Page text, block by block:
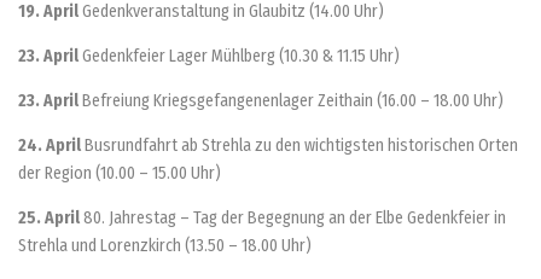
19. AprilGedenkveranstaltung in Glaubitz (14.00 Uhr)
23. AprilGedenkfeier Lager Mühlberg (10.30 & 11.15 Uhr)
23. AprilBefreiung Kriegsgefangenenlager Zeithain (16.00 – 18.00 Uhr)
24. AprilBusrundfahrt ab Strehla zu den wichtigsten historischen Orten
der Region (10.00 – 15.00 Uhr)
25. April80. Jahrestag – Tag der Begegnung an der Elbe Gedenkfeier in
Strehla und Lorenzkirch (13.50 – 18.00 Uhr)